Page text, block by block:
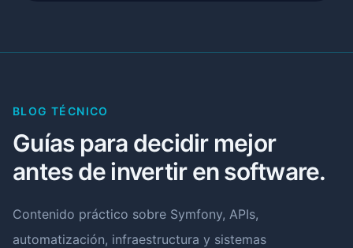
BLOG TÉCNICO
Guías para decidir mejor
antes de invertir en software.
Contenido práctico sobre Symfony, APIs,
automatización, infraestructura y sistemas